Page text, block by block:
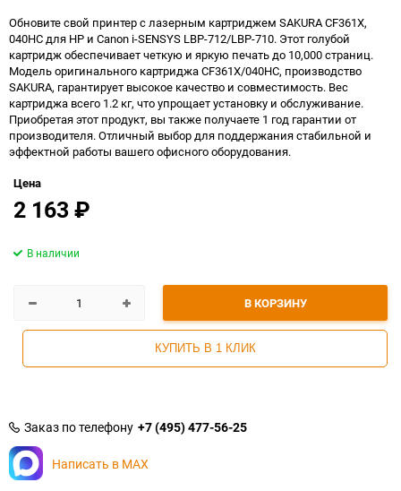
Обновите свой принтер с лазерным картриджем SAKURA CF361X,
040HC для HP и Canon i-SENSYS LBP-712/LBP-710. Этот голубой
картридж обеспечивает четкую и яркую печать до 10,000 страниц.
Модель оригинального картриджа CF361X/040HC, производство
SAKURA, гарантирует высокое качество и совместимость. Вес
картриджа всего 1.2 кг, что упрощает установку и обслуживание.
Приобретая этот продукт, вы также получаете 1 год гарантии от
производителя. Отличный выбор для поддержания стабильной и
эффектной работы вашего офисного оборудования.
Цена
2 163 ₽
В КОРЗИНУ
КУПИТЬ В 1 КЛИК
В наличии
Заказ по телефону +7 (495) 477-56-25
Написать в MAX